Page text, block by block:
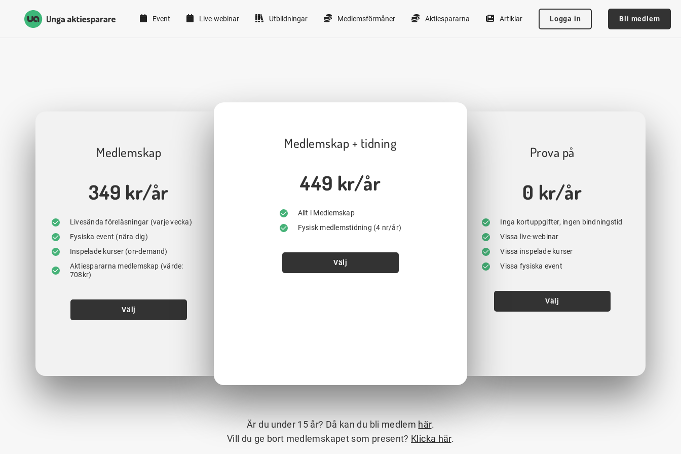
Unga Aktiesparare
Event Live-webinar Utbildningar Medlemsförmåner Aktiespararna Artiklar Logga in Bli medlem
Medlemskap
349 kr/år
Livesända föreläsningar (varje vecka)
Fysiska event (nära dig)
Inspelade kurser (on-demand)
Aktiespararna medlemskap (värde:
708kr)
Välj
Medlemskap + tidning
449 kr/år
Allt i Medlemskap
Fysisk medlemstidning (4 nr/år)
Välj
Prova på
0 kr/år
Inga kortuppgifter, ingen bindningstid
Vissa live-webinar
Vissa inspelade kurser
Vissa fysiska event
Välj
Är du under 15 år? Då kan du bli medlem här.
Vill du ge bort medlemskapet som present? Klicka här.